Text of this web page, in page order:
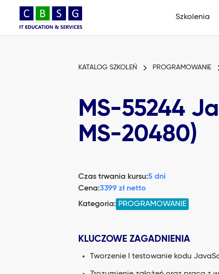
Szkolenia
KATALOG SZKOLEŃ PROGRAMOWANIE
MS-55244
MS-20480)
Czas trwania kursu:5 dni
Cena:3399 zł netto
Kategoria: PROGRAMOWANIE
KLUCZOWE ZAGADNIENIA
Tworzenie I testowanie kodu